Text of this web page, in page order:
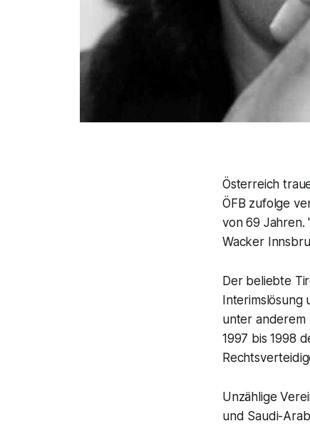
Österreich
ÖFB zufolge
von 69 Jahren.
Wacker
Der beliebte
unter anderem
1997 bis 1998
Unzählige
und Saudi-